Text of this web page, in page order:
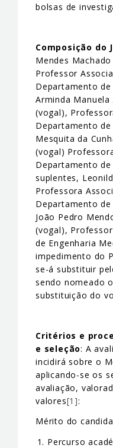
bolsas de
Composição do
Mendes
Professor
Departamento de
Arminda Manuela
(vogal),
Departamento
Mesquita da
(vogal)
Departamento
suplentes,
Professora
Departamento
João Pedro
(vogal),
de Engenharia
impedimento do
se-á substituir
sendo nomeado
substituição do
Critérios e
e seleção: A
incidirá sobre o
aplicando-se os
avaliação,
valores[1]:
Mérito do
Percurso